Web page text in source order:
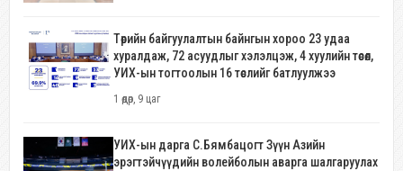
Төрийн байгуулалтын байнгын хороо 23 удаа
хуралдаж, 72 асуудлыг хэлэлцэж, 4 хуулийн төсөл,
УИХ-ын тогтоолын 16 төслийг батлуулжээ
1 өдөр, 9 цаг
УИХ-ын дарга С.Бямбацогт Зүүн Азийн
эрэгтэйчүүдийн волейболын аварга шалгаруулах